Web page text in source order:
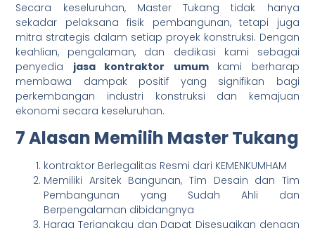
Secara keseluruhan, Master Tukang tidak hanya
sekadar pelaksana fisik pembangunan, tetapi juga
mitra strategis dalam setiap proyek konstruksi. Dengan
keahlian, pengalaman, dan dedikasi kami sebagai
penyedia jasa kontraktor umum kami berharap
membawa dampak positif yang signifikan bagi
perkembangan industri konstruksi dan kemajuan
ekonomi secara keseluruhan.
7 Alasan Memilih Master Tukang
kontraktor Berlegalitas Resmi dari KEMENKUMHAM
Memiliki Arsitek Bangunan, Tim Desain dan Tim
Pembangunan yang Sudah Ahli dan
Berpengalaman dibidangnya
Harga Terjangkau dan Dapat Disesuaikan dengan